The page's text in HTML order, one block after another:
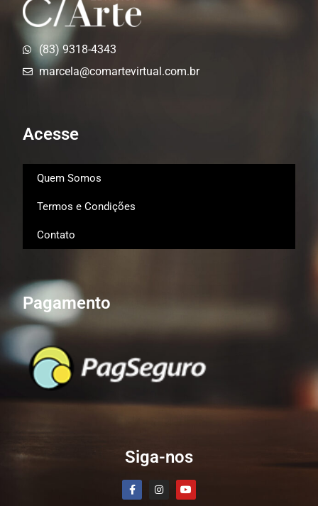
(83) 9318-4343
marcela@comartevirtual.com.br
Acesse
Quem Somos
Termos e Condições
Contato
Pagamento
Siga-nos